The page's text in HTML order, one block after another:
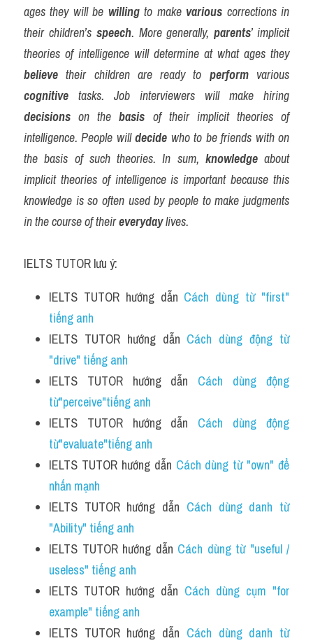
ages they will be willing to make various corrections in
their children’s speech. More generally, parents’ implicit
theories of intelligence will determine at what ages they
believe their children are ready to perform
cognitive
decisions on the basis of their implicit theories of
intelligence. People will decide who to be friends with on
the basis of such theories. In sum, knowledge about
implicit theories of intelligence is important because this
knowledge is so often used by people to make judgments
in the course of their everyday lives.
IELTS TUTOR lưu ý:
IELTS TUTOR hướng dẫn Cách dùng từ "first"
tiếng anh
IELTS TUTOR hướng dẫn Cách dùng động từ
"drive" tiếng anh
IELTS TUTOR hướng dẫn Cách dùng động
từ"perceive"tiếng anh
IELTS TUTOR hướng dẫn Cách dùng động
từ"evaluate"tiếng anh
IELTS TUTOR hướng dẫn Cách dùng từ "own" để
nhấn mạnh
IELTS TUTOR hướng dẫn Cách dùng danh từ
"Ability" tiếng anh
IELTS TUTOR hướng dẫn Cách dùng từ "useful /
useless" tiếng anh
IELTS TUTOR hướng dẫn Cách dùng cụm "for
example" tiếng anh
IELTS TUTOR hướng dẫn Cách dùng danh từ